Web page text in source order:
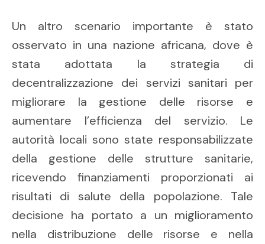
Un altro scenario importante è stato
osservato in una nazione africana, dove è
stata adottata la strategia di
decentralizzazione dei servizi sanitari per
migliorare la gestione delle risorse e
aumentare l’efficienza del servizio. Le
autorità locali sono state responsabilizzate
della gestione delle strutture sanitarie,
ricevendo finanziamenti proporzionati ai
risultati di salute della popolazione. Tale
decisione ha portato a un miglioramento
nella distribuzione delle risorse e nella